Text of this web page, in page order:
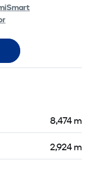
8,474 m
2,924 m